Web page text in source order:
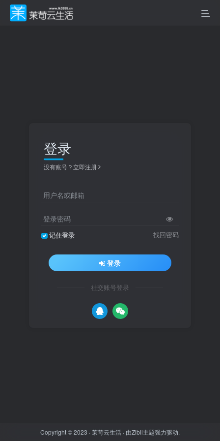
登录
没有账号？立即注册
用户名或邮箱
登录密码
记住登录 找回密码
登录
社交账号登录
Copyright © 2023 ·茉苛云生活 · 由Zibll主题强力驱动.